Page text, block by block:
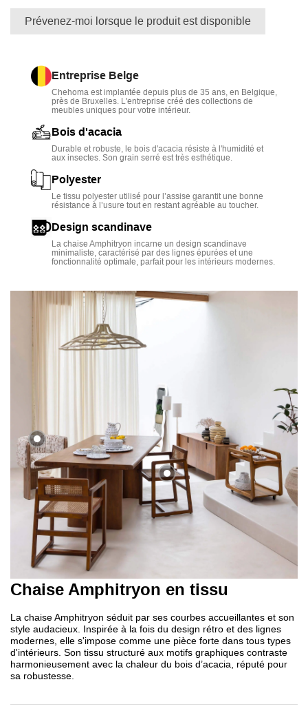
Sonrevêtement en tissu texturécontraste élégamment
avec lachaleur du bois d’acacia, reconnu pour sa solidité
Grâce à son grain délicat et ses
l’acacia apporte une
touche organique chic
Parfaite pour un intérieur bohème, minimaliste ou
moderne, elle combine
raffinement
Prévenez-moi lorsque le produit est disponible
Entreprise Belge
Chehoma est implantée depuis plus de 35 ans, en Belgique,
près de Bruxelles. L'entreprise créé des collections de
meubles uniques pour votre intérieur.
Bois d'acacia
Durable et robuste, le bois d'acacia résiste à l'humidité et
aux insectes. Son grain serré est très esthétique.
Polyester
Le tissu polyester utilisé pour l’assise garantit une bonne
résistance à l’usure tout en restant agréable au toucher.
Design scandinave
La chaise Amphitryon incarne un design scandinave
minimaliste, caractérisé par des lignes épurées et une
fonctionnalité optimale, parfait pour les intérieurs modernes.
Chaise Amphitryon en tissu
La chaise Amphitryon séduit par ses courbes accueillantes et son
style audacieux. Inspirée à la fois du design rétro et des lignes
modernes, elle s'impose comme une pièce forte dans tous types
d'intérieurs. Son tissu structuré aux motifs graphiques contraste
harmonieusement avec la chaleur du bois d’acacia, réputé pour
sa robustesse.